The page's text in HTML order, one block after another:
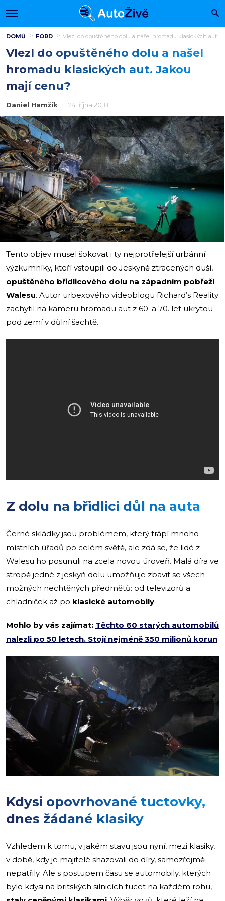
DOMŮ FORD Vlezl do opuštěného dolu a našel hromadu klasických aut.
Vlezl do opuštěného dolu a našel
hromadu klasických aut. Jakou
mají cenu?
Daniel Hamžík 24. října 2018
Tento objev musel šokovat i ty nejprotřelejší urbánní
výzkumníky, kteří vstoupili do Jeskyně ztracených duší,
opuštěného břidlicového dolu na západním pobřeží
Walesu. Autor urbexového videoblogu Richard’s Reality
zachytil na kameru hromadu aut z 60. a 70. let ukrytou
pod zemí v důlní šachtě.
Z dolu na břidlici důl na auta
Černé skládky jsou problémem, který trápí mnoho
místních úřadů po celém světě, ale zdá se, že lidé z
Walesu ho posunuli na zcela novou úroveň. Malá díra ve
stropě jedné z jeskyň dolu umožňuje zbavit se všech
možných nechtěných předmětů: od televizorů a
chladniček až po klasické automobily.
Mohlo by vás zajímat: Těchto 60 starých automobilů
nalezli po 50 letech. Stojí nejméně 350 milionů korun
Kdysi opovrhované tuctovky,
dnes žádané klasiky
Vzhledem k tomu, v jakém stavu jsou nyní, mezi klasiky,
v době, kdy je majitelé shazovali do díry, samozřejmě
nepatřily. Ale s postupem času se automobily, kterých
bylo kdysi na britských silnicích tucet na každém rohu,